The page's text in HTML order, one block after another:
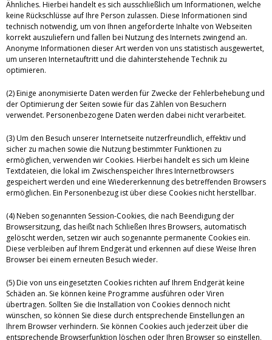
Ähnliches. Hierbei handelt es sich ausschließlich um Informationen, welche
keine Rückschlüsse auf Ihre Person zulassen. Diese Informationen sind
technisch notwendig, um von Ihnen angeforderte Inhalte von Webseiten
korrekt auszuliefern und fallen bei Nutzung des Internets zwingend an.
Anonyme Informationen dieser Art werden von uns statistisch ausgewertet,
um unseren Internetauftritt und die dahinterstehende Technik zu
optimieren.
(2) Einige anonymisierte Daten werden für Zwecke der Fehlerbehebung und
der Optimierung der Seiten sowie für das Zählen von Besuchern
verwendet. Personenbezogene Daten werden dabei nicht verarbeitet.
(3) Um den Besuch unserer Internetseite nutzerfreundlich, effektiv und
sicher zu machen sowie die Nutzung bestimmter Funktionen zu
ermöglichen, verwenden wir Cookies. Hierbei handelt es sich um kleine
Textdateien, die lokal im Zwischenspeicher Ihres Internetbrowsers
gespeichert werden und eine Wiedererkennung des betreffenden Browsers
ermöglichen. Ein Personenbezug ist über diese Cookies nicht herstellbar.
(4) Neben sogenannten Session-Cookies, die nach Beendigung der
Browsersitzung, das heißt nach Schließen Ihres Browsers, automatisch
gelöscht werden, setzen wir auch sogenannte permanente Cookies ein.
Diese verbleiben auf Ihrem Endgerät und erkennen auf diese Weise Ihren
Browser bei einem erneuten Besuch wieder.
(5) Die von uns eingesetzten Cookies richten auf Ihrem Endgerät keine
Schäden an. Sie können keine Programme ausführen oder Viren
übertragen. Sollten Sie die Installation von Cookies dennoch nicht
wünschen, so können Sie diese durch entsprechende Einstellungen an
Ihrem Browser verhindern. Sie können Cookies auch jederzeit über die
entsprechende Browserfunktion löschen oder Ihren Browser so einstellen,